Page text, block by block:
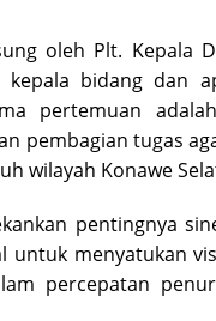
oleh Plt. Kepala
kepala bidang dan
pertemuan
pembagian tugas
wilayah Konawe
pentingnya
untuk menyatukan
percepatan